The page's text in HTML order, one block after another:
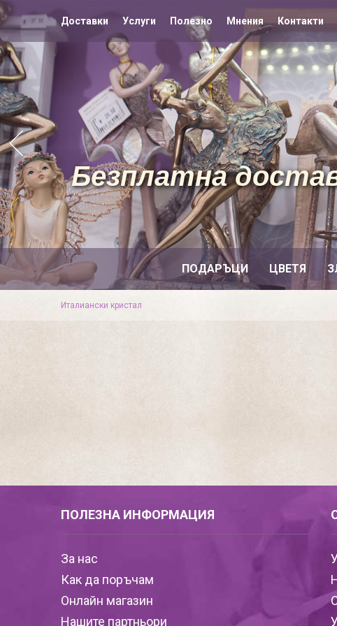
Доставки Услуги Полезно Мнения Контакти
ПОДАРЪЦИ ЦВЕТЯ
Безплатна
Италиански кристал
ПОЛЕЗНА ИНФОРМАЦИЯ
За нас
Как да поръчам
Онлайн магазин
Нашите партньори